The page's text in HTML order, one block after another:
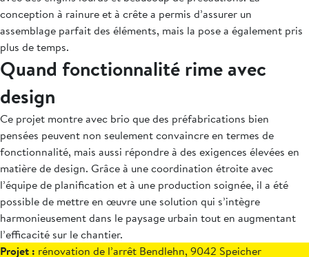
conception à rainure et à crête a permis d’assurer un
assemblage parfait des éléments, mais la pose a également pris
plus de temps.
Quand fonctionnalité rime avec
design
Ce projet montre avec brio que des préfabrications bien
pensées peuvent non seulement convaincre en termes de
fonctionnalité, mais aussi répondre à des exigences élevées en
matière de design. Grâce à une coordination étroite avec
l’équipe de planification et à une production soignée, il a été
possible de mettre en œuvre une solution qui s’intègre
harmonieusement dans le paysage urbain tout en augmentant
l’efficacité sur le chantier.
Projet : rénovation de l’arrêt Bendlehn, 9042 Speicher